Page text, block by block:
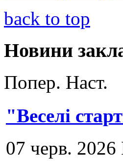
back to top
Новини
Попер. Наст.
"Веселі
07 черв. 2026